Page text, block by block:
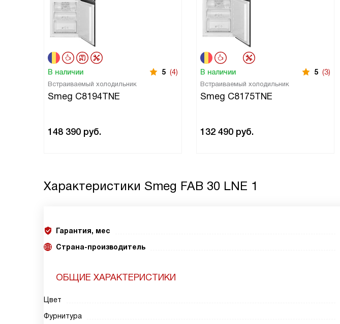
В наличии 5 (4)
Встраиваемый холодильник
Smeg C8194TNE
148 390 руб.
В наличии 5 (3)
Встраиваемый холодильник
Smeg C8175TNE
132 490 руб.
Характеристики Smeg FAB 30 LNE 1
Гарантия, мес
Страна-производитель
ОБЩИЕ ХАРАКТЕРИСТИКИ
Цвет
Фурнитура